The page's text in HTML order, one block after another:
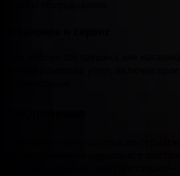
При выборе поставщика или
полный комплекс услуг, включая
С каждым годом покупка
важно тщательно изучить все
газогенераторные